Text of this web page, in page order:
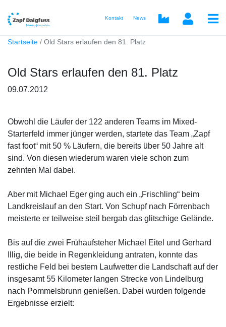
Kontakt News
Startseite Old Stars erlaufen den 81. Platz
Old Stars erlaufen den 81. Platz
09.07.2012
Obwohl die Läufer der 122 anderen Teams im Mixed-
Starterfeld immer jünger werden, startete das Team „Zapf
fast foot“ mit 50 % Läufern, die bereits über 50 Jahre alt
sind. Von diesen wiederum waren viele schon zum
zehnten Mal dabei.
Aber mit Michael Eger ging auch ein „Frischling“ beim
Landkreislauf an den Start. Von Schupf nach Förrenbach
meisterte er teilweise steil bergab das glitschige Gelände.
Bis auf die zwei Frühaufsteher Michael Eitel und Gerhard
Illig, die beide in Regenkleidung antraten, konnte das
restliche Feld bei bestem Laufwetter die Landschaft auf der
insgesamt 55 Kilometer langen Strecke von Lindelburg
nach Pommelsbrunn genießen. Dabei wurden folgende
Ergebnisse erzielt: